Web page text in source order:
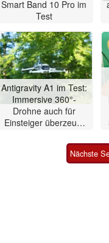
Smart Band 10 Pro im
Test
Antigravity A1 im Test:
Immersive 360°-
Drohne auch für
Einsteiger überzeugt
Nächste